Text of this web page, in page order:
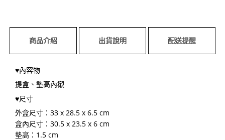
商品介紹 出貨說明 配送提醒
♥內容物
提盒、墊高內襯
♥尺寸
外盒尺寸：33 x 28.5 x 6.5 cm
盒內尺寸：30.5 x 23.5 x 6 cm
墊高：1.5 cm